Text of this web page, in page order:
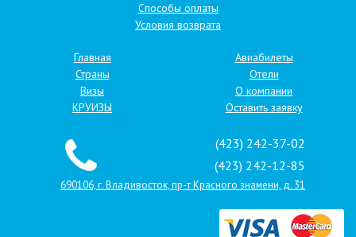
Способы оплаты
Условия возврата
Главная
Страны
Визы
КРУИЗЫ
Авиабилеты
Отели
О компании
Оставить заявку
(423) 242-37-02
(423) 242-12-85
690106, г. Владивосток, пр-т Красного знамени, д. 31